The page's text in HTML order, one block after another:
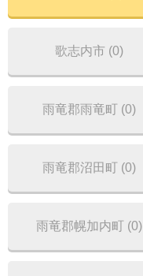
歌志内市 (0)
雨竜郡雨竜町 (0)
雨竜郡沼田町 (0)
雨竜郡幌加内町 (0)